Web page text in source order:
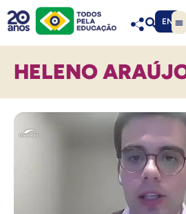
EN
HELENO